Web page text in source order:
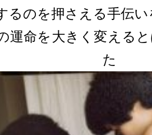
るのを押さえる手伝
運命を大きく変える